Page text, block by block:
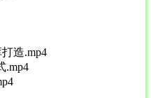
造.mp4
.mp4